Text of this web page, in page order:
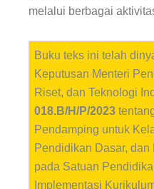
melalui berbagai
Buku teks ini telah
Keputusan Menteri
Riset, dan Teknologi
018.B/H/P/2023
Pendamping untuk
Pendidikan Dasar,
pada Satuan
Implementasi